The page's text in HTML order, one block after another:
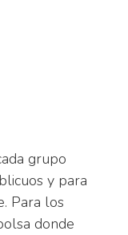
grupo
y para
Para los
donde